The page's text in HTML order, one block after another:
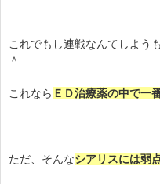
これでもし連戦なんてしよう
＾
これなら ＥＤ治療薬の中で一
ただ、そんなシアリスには弱